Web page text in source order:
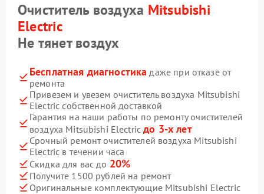
Очиститель воздуха Mitsubishi
Electric
Не тянет воздух
Бесплатная диагностика даже при отказе от
ремонта
Привезем и увезем очиститель воздуха Mitsubishi
Electric собственной доставкой
Гарантия на наши работы по ремонту очистителей
воздуха Mitsubishi Electricдо 3-х лет
Срочный ремонт очистителей воздуха Mitsubishi
Electric в течении часа
Скидка для вас до 20%
Получите 1500 рублей на ремонт
Оригинальные комплектующие Mitsubishi Electric